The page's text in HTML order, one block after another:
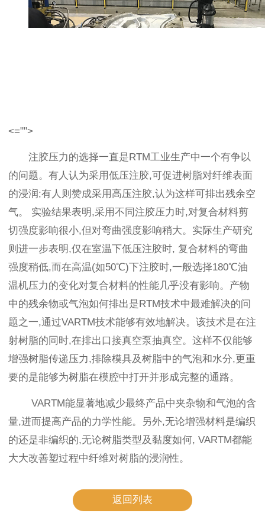
<="">
注胶压力的选择一直是RTM工业生产中一个有争以
的问题。有人认为采用低压注胶,可促进树脂对纤维表面
的浸润;有人则赞成采用高压注胶,认为这样可排出残余空
气。 实验结果表明,采用不同注胶压力时,对复合材料剪
切强度影响很小,但对弯曲强度影响稍大。实际生产研究
则进一步表明,仅在室温下低压注胶时, 复合材料的弯曲
强度稍低,而在高温(如50℃)下注胶时,一般选择180℃油
温机压力的变化对复合材料的性能几乎没有影响。产物
中的残余物或气泡如何排出是RTM技术中最难解决的问
题之一,通过VARTM技术能够有效地解决。该技术是在注
射树脂的同时,在排出口接真空泵抽真空。这样不仅能够
增强树脂传递压力,排除模具及树脂中的气泡和水分,更重
要的是能够为树脂在模腔中打开并形成完整的通路。
VARTM能显著地减少最终产品中夹杂物和气泡的含
量,进而提高产品的力学性能。另外,无论增强材料是编织
的还是非编织的,无论树脂类型及黏度如何, VARTM都能
大大改善塑过程中纤维对树脂的浸润性。
返回列表